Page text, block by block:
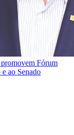
Fórum
ao Senado